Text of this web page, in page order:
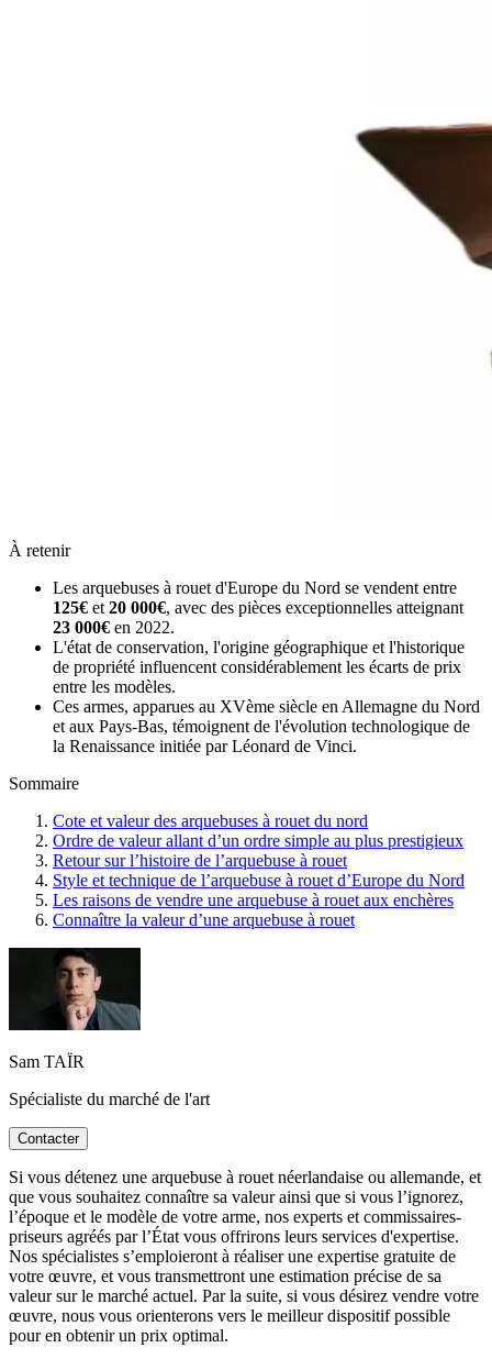
À retenir
Les arquebuses à rouet d'Europe du Nord se vendent entre
125€ et 20 000€, avec des pièces exceptionnelles atteignant
23 000€ en 2022.
L'état de conservation, l'origine géographique et l'historique
de propriété influencent considérablement les écarts de prix
entre les modèles.
Ces armes, apparues au XVème siècle en Allemagne du Nord
et aux Pays-Bas, témoignent de l'évolution technologique de
la Renaissance initiée par Léonard de Vinci.
Sommaire
Cote et valeur des arquebuses à rouet du nord
Ordre de valeur allant d’un ordre simple au plus prestigieux
Retour sur l’histoire de l’arquebuse à rouet
Style et technique de l’arquebuse à rouet d’Europe du Nord
Les raisons de vendre une arquebuse à rouet aux enchères
Connaître la valeur d’une arquebuse à rouet
Sam TAÏR
Spécialiste du marché de l'art
Contacter
Si vous détenez une arquebuse à rouet néerlandaise ou allemande, et
que vous souhaitez connaître sa valeur ainsi que si vous l’ignorez,
l’époque et le modèle de votre arme, nos experts et commissaires-
priseurs agréés par l’État vous offrirons leurs services d'expertise.
Nos spécialistes s’emploieront à réaliser une expertise gratuite de
votre œuvre, et vous transmettront une estimation précise de sa
valeur sur le marché actuel. Par la suite, si vous désirez vendre votre
œuvre, nous vous orienterons vers le meilleur dispositif possible
pour en obtenir un prix optimal.